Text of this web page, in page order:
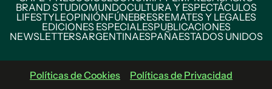
BRAND STUDIOMUNDOCULTURA Y ESPECTÁCULOS
LIFESTYLEOPINIÓNFÚNEBRESREMATES Y LEGALES
EDICIONES ESPECIALESPUBLICACIONES
NEWSLETTERSARGENTINAESPAÑAESTADOS UNIDOS
Políticas de Cookies
Políticas de Privacidad